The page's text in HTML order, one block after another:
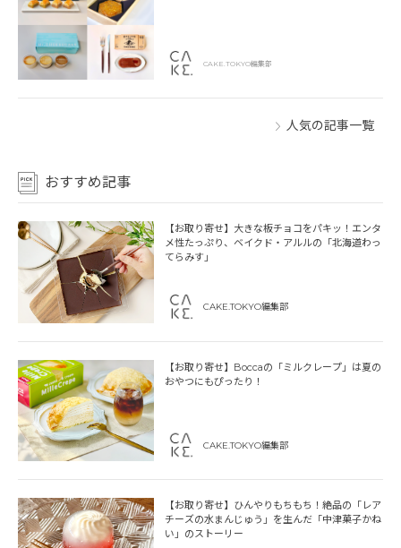
CAKE.TOKYO編集部
人気の記事一覧
おすすめ記事
【お取り寄せ】大きな板チョコをパキッ！エンタ
メ性たっぷり、ベイクド・アルルの「北海道わっ
てらみす」
CAKE.TOKYO編集部
【お取り寄せ】Boccaの「ミルクレープ」は夏の
おやつにもぴったり！
CAKE.TOKYO編集部
【お取り寄せ】ひんやりもちもち！絶品の「レア
チーズの水まんじゅう」を生んだ「中津菓子かね
い」のストーリー